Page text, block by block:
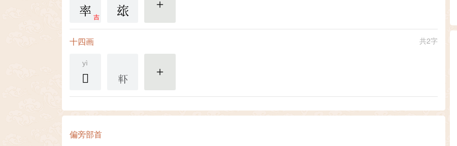
吉
率 玈 更多
共2字
十四画
yì
𤣨 更多
偏旁部首